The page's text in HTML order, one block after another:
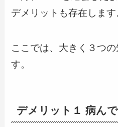
デメリットも存在します
ここでは、大きく３つ
す。
デメリット１ 病ん